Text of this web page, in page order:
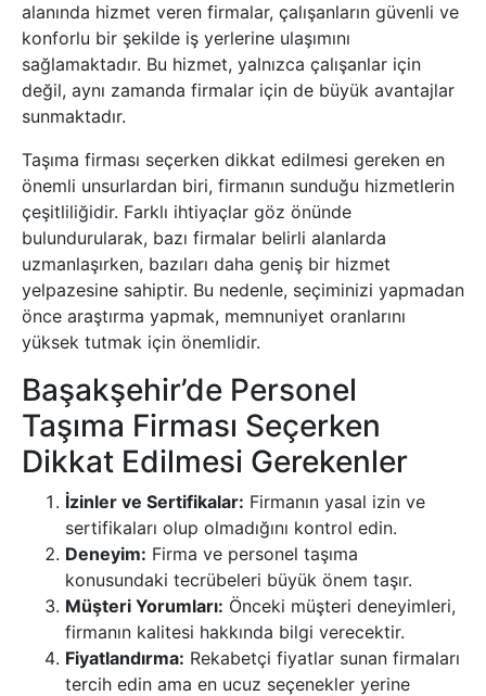
alanında hizmet veren firmalar, çalışanların güvenli ve
konforlu bir şekilde iş yerlerine ulaşımını
sağlamaktadır. Bu hizmet, yalnızca çalışanlar için
değil, aynı zamanda firmalar için de büyük avantajlar
sunmaktadır.
Taşıma firması seçerken dikkat edilmesi gereken en
önemli unsurlardan biri, firmanın sunduğu hizmetlerin
çeşitliliğidir. Farklı ihtiyaçlar göz önünde
bulundurularak, bazı firmalar belirli alanlarda
uzmanlaşırken, bazıları daha geniş bir hizmet
yelpazesine sahiptir. Bu nedenle, seçiminizi yapmadan
önce araştırma yapmak, memnuniyet oranlarını
yüksek tutmak için önemlidir.
Başakşehir’de Personel
Taşıma Firması Seçerken
Dikkat Edilmesi Gerekenler
İzinler ve Sertifikalar: Firmanın yasal izin ve
sertifikaları olup olmadığını kontrol edin.
Deneyim: Firma ve personel taşıma
konusundaki tecrübeleri büyük önem taşır.
Müşteri Yorumları: Önceki müşteri deneyimleri,
firmanın kalitesi hakkında bilgi verecektir.
Fiyatlandırma: Rekabetçi fiyatlar sunan firmaları
tercih edin ama en ucuz seçenekler yerine